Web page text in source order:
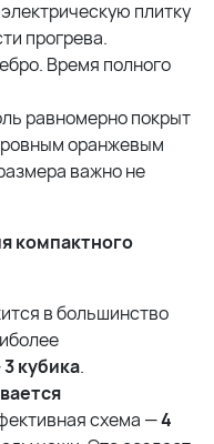
плитку
прогрева.
Время полного
равномерно покрыт
ровным оранжевым
важно не
компактного
в большинство
3 кубика.
схема —4